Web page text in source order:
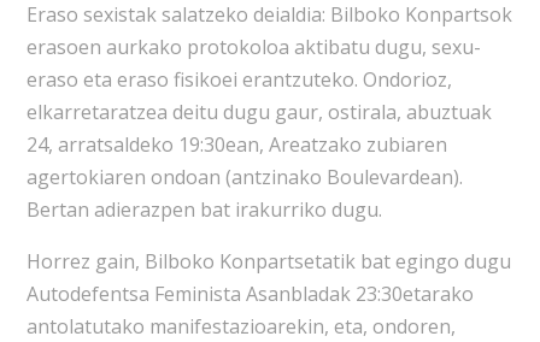
Eraso sexistak salatzeko deialdia: Bilboko Konpartsok
erasoen aurkako protokoloa aktibatu dugu, sexu-
eraso eta eraso fisikoei erantzuteko. Ondorioz,
elkarretaratzea deitu dugu gaur, ostirala, abuztuak
24, arratsaldeko 19:30ean, Areatzako zubiaren
agertokiaren ondoan (antzinako Boulevardean).
Bertan adierazpen bat irakurriko dugu.
Horrez gain, Bilboko Konpartsetatik bat egingo dugu
Autodefentsa Feminista Asanbladak 23:30etarako
antolatutako manifestazioarekin, eta, ondoren,